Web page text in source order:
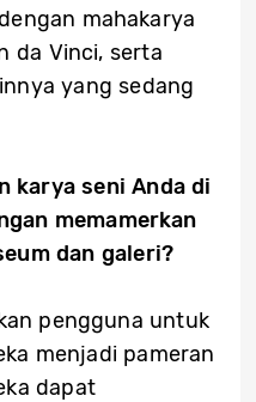
mahakarya
da Vinci, serta
yang sedang
karya seni Anda di
memamerkan
dan galeri?
pengguna untuk
menjadi pameran
dapat